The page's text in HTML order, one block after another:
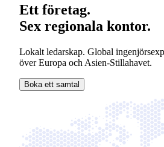
Ett företag.
Sex regionala kontor.
Lokalt ledarskap. Global
över Europa och Asien-Stillahavet.
Boka ett samtal